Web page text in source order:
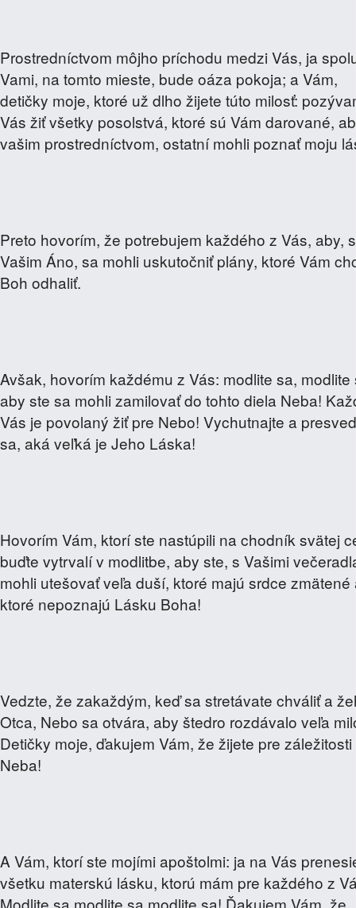
Prostredníctvom môjho príchodu medzi Vás, ja
Vami, na tomto mieste, bude oáza pokoja; a Vám,
detičky moje, ktoré už dlho žijete túto milosť:
Vás žiť všetky posolstvá, ktoré sú Vám darované,
vašim prostredníctvom, ostatní mohli poznať moju
Preto hovorím, že potrebujem každého z Vás, aby, s
Vašim Áno, sa mohli uskutočniť plány, ktoré Vám
Boh odhaliť.
Avšak, hovorím každému z Vás: modlite sa, modlite
aby ste sa mohli zamilovať do tohto diela Neba!
Vás je povolaný žiť pre Nebo! Vychutnajte a
sa, aká veľká je Jeho Láska!
Hovorím Vám, ktorí ste nastúpili na chodník svätej
buďte vytrvalí v modlitbe, aby ste, s Vašimi
mohli utešovať veľa duší, ktoré majú srdce zmätené
ktoré nepoznajú Lásku Boha!
Vedzte, že zakaždým, keď sa stretávate chváliť a
Otca, Nebo sa otvára, aby štedro rozdávalo veľa
Detičky moje, ďakujem Vám, že žijete pre záležitosti
Neba!
A Vám, ktorí ste mojími apoštolmi: ja na Vás
všetku materskú lásku, ktorú mám pre každého z
Modlite sa modlite sa modlite sa! Ďakujem Vám, že